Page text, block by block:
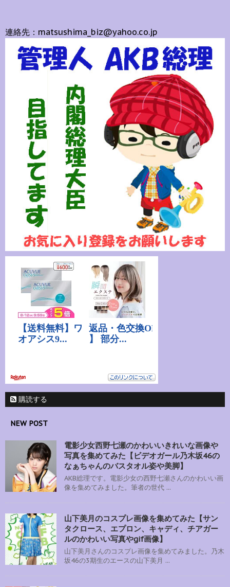
連絡先：matsushima_biz@yahoo.co.jp
購読する
NEW POST
電影少女西野七瀬のかわいいきれいな画像や
写真を集めてみた【ビデオガール乃木坂46の
なぁちゃんのバスタオル姿や美脚】
AKB総理です。電影少女の西野七瀬さんのかわいい画
像を集めてみました。筆者の世代 ...
山下美月のコスプレ画像を集めてみた【サン
タクロース、エプロン、キャディ、チアガー
ルのかわいい写真やgif画像】
山下美月さんのコスプレ画像を集めてみました。乃木
坂46の3期生のエースの山下美月 ...